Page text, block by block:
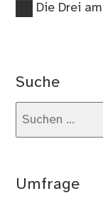
Vorheriger
Die Drei
Suche
Umfrage